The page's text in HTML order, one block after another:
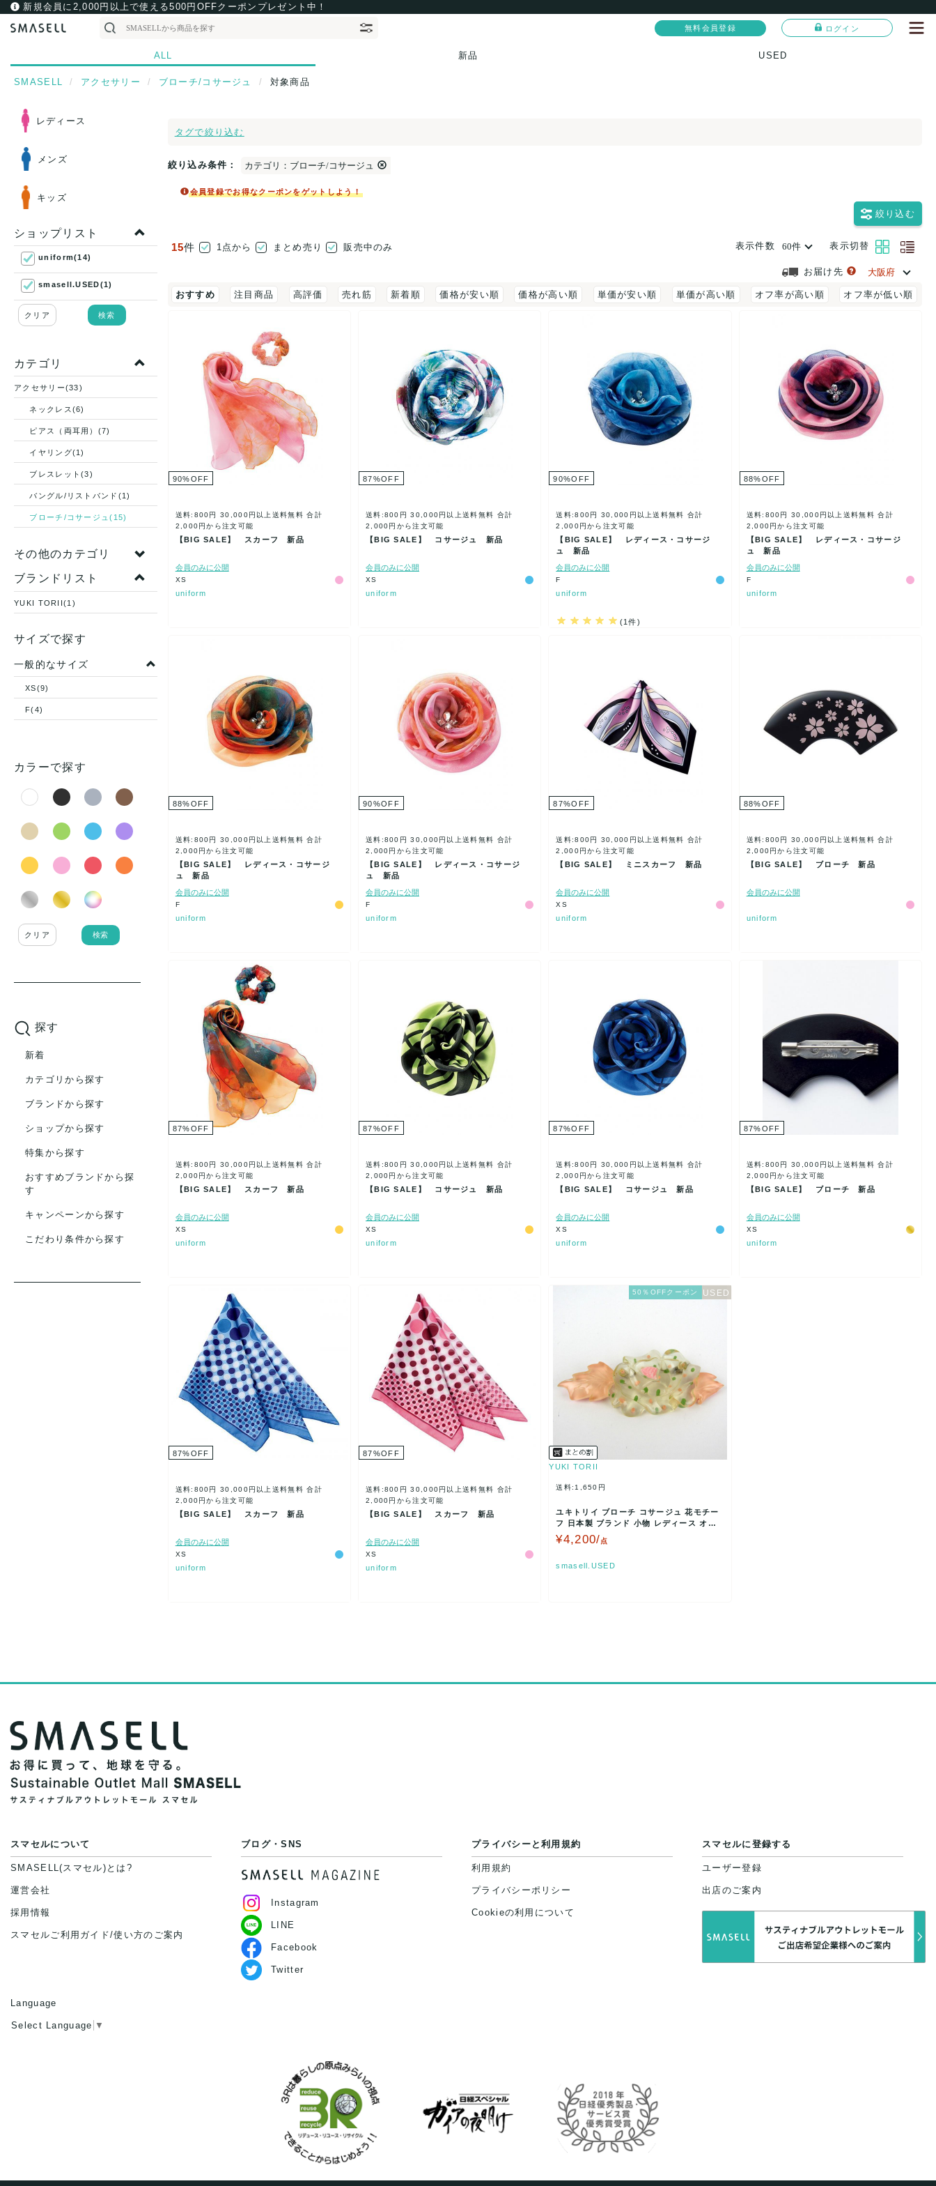
新規会員に2,000円以上で使える500円OFFクーポンプレゼント中！
無料会員登録 ログイン
ALL 新品 USED
SMASELL アクセサリー ブローチ/コサージュ 対象商品
レディース
メンズ
キッズ
ショップリスト
uniform(14)
smasell.USED(1)
クリア 検索
カテゴリ
アクセサリー(33)
ネックレス(6)
ピアス（両耳用）(7)
イヤリング(1)
ブレスレット(3)
バングル/リストバンド(1)
ブローチ/コサージュ(15)
その他のカテゴリ
ブランドリスト
YUKI TORII(1)
サイズで探す
一般的なサイズ
XS(9)
F(4)
カラーで探す
クリア 検索
探す
新着
カテゴリから探す
ブランドから探す
ショップから探す
特集から探す
おすすめブランドから探
す
キャンペーンから探す
こだわり条件から探す
タグで絞り込む
絞り込み条件： カテゴリ：ブローチ/コサージュ
会員登録でお得なクーポンをゲットしよう！
絞り込む
15件 1点から まとめ売り 販売中のみ 表示件数 表示切替
お届け先
おすすめ 注目商品 高評価 売れ筋 新着順 価格が安い順 価格が高い順 単価が安い順 単価が高い順 オフ率が高い順 オフ率が低い順
90%OFF
送料:800円 30,000円以上送料無料 合計
2,000円から注文可能
【BIG SALE】 スカーフ 新品
会員のみに公開
XS
uniform
87%OFF
送料:800円 30,000円以上送料無料 合計
2,000円から注文可能
【BIG SALE】 コサージュ 新品
会員のみに公開
XS
uniform
90%OFF
送料:800円 30,000円以上送料無料 合計
2,000円から注文可能
【BIG SALE】 レディース・コサージ
ュ 新品
会員のみに公開
F
uniform
(1件)
88%OFF
送料:800円 30,000円以上送料無料 合計
2,000円から注文可能
【BIG SALE】 レディース・コサージ
ュ 新品
会員のみに公開
F
uniform
88%OFF
送料:800円 30,000円以上送料無料 合計
2,000円から注文可能
【BIG SALE】 レディース・コサージ
ュ 新品
会員のみに公開
F
uniform
90%OFF
送料:800円 30,000円以上送料無料 合計
2,000円から注文可能
【BIG SALE】 レディース・コサージ
ュ 新品
会員のみに公開
F
uniform
87%OFF
送料:800円 30,000円以上送料無料 合計
2,000円から注文可能
【BIG SALE】 ミニスカーフ 新品
会員のみに公開
XS
uniform
88%OFF
送料:800円 30,000円以上送料無料 合計
2,000円から注文可能
【BIG SALE】 ブローチ 新品
会員のみに公開
uniform
87%OFF
送料:800円 30,000円以上送料無料 合計
2,000円から注文可能
【BIG SALE】 スカーフ 新品
会員のみに公開
XS
uniform
87%OFF
送料:800円 30,000円以上送料無料 合計
2,000円から注文可能
【BIG SALE】 コサージュ 新品
会員のみに公開
XS
uniform
87%OFF
送料:800円 30,000円以上送料無料 合計
2,000円から注文可能
【BIG SALE】 コサージュ 新品
会員のみに公開
XS
uniform
87%OFF
送料:800円 30,000円以上送料無料 合計
2,000円から注文可能
【BIG SALE】 ブローチ 新品
会員のみに公開
XS
uniform
87%OFF
送料:800円 30,000円以上送料無料 合計
2,000円から注文可能
【BIG SALE】 スカーフ 新品
会員のみに公開
XS
uniform
87%OFF
送料:800円 30,000円以上送料無料 合計
2,000円から注文可能
【BIG SALE】 スカーフ 新品
会員のみに公開
XS
uniform
50％OFFクーポン
YUKI TORII
送料:1,650円
ユキトリイ ブローチ コサージュ 花モチー
フ 日本製 ブランド 小物 レディース オレ
ンジ YUKI…
¥4,200/点
smasell.USED
スマセルについて
SMASELL(スマセル)とは?
運営会社
採用情報
スマセルご利用ガイド/使い方のご案内
ブログ・SNS
Instagram
LINE
Facebook
Twitter
プライバシーと利用規約
利用規約
プライバシーポリシー
Cookieの利用について
スマセルに登録する
ユーザー登録
出店のご案内
Language
Select Language ▼